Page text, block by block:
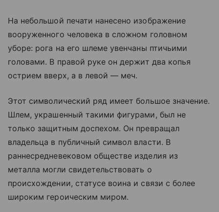
На небольшой печати нанесено изображение
вооруженного человека в сложном головном
уборе: рога на его шлеме увенчаны птичьими
головами. В правой руке он держит два копья
острием вверх, а в левой — меч.
Этот символический ряд имеет большое значение.
Шлем, украшенный такими фигурами, был не
только защитным доспехом. Он превращал
владельца в публичный символ власти. В
раннесредневековом обществе изделия из
металла могли свидетельствовать о
происхождении, статусе воина и связи с более
широким героическим миром.